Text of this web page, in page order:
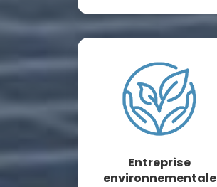
Entreprise
environnementale